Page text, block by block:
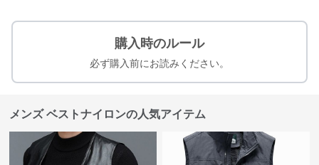
購入時のルール
必ず購入前にお読みください。
メンズ ベストナイロンの人気アイテム